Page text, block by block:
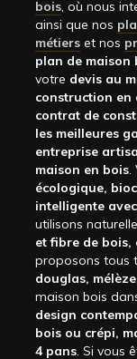
bois, où nous
ainsi que nos
métiers et nos
plan de maison
votre devis au
construction en
contrat de
les meilleures
entreprise
maison en bois.
écologique,
intelligente
utilisons
et fibre de bois,
proposons tous
douglas,
maison bois
design
bois ou crépi,
4 pans. Si vous